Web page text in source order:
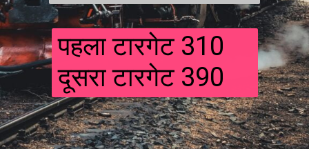
पहला टारगेट 310
दूसरा टारगेट 390